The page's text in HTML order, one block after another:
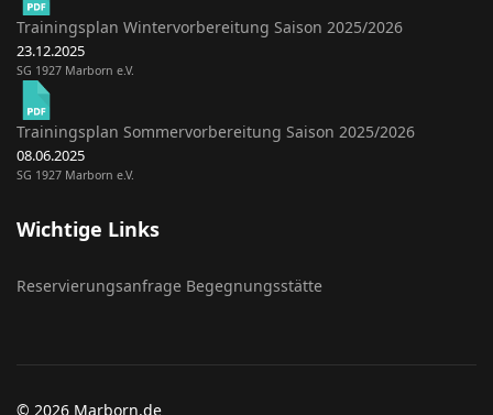
Trainingsplan Wintervorbereitung Saison 2025/2026
23.12.2025
SG 1927 Marborn e.V.
Trainingsplan Sommervorbereitung Saison 2025/2026
08.06.2025
SG 1927 Marborn e.V.
Wichtige Links
Reservierungsanfrage Begegnungsstätte
© 2026 Marborn.de